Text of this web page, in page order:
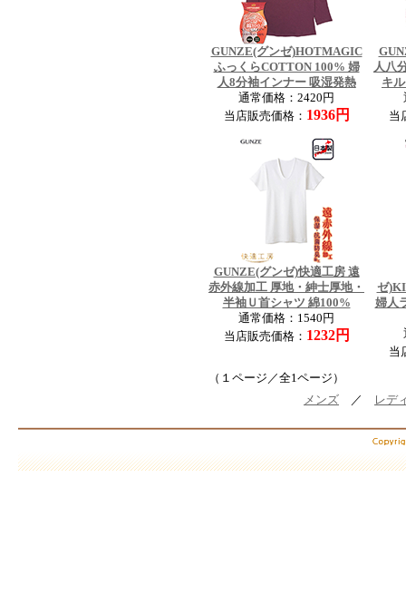
GUNZE(グンゼ)HOTMAGIC
ふっくらCOTTON 100% 婦
人8分袖インナー 吸湿発熱
通常価格：2420円
当店販売価格： 1936円
人八
キ
当
GUNZE(グンゼ)快適工房 遠
赤外線加工 厚地・紳士厚地・
半袖Ｕ首シャツ 綿100%
通常価格：1540円
当店販売価格： 1232円
ゼ
婦人
当
（１ページ／全1ページ）
メンズ ／ レデ